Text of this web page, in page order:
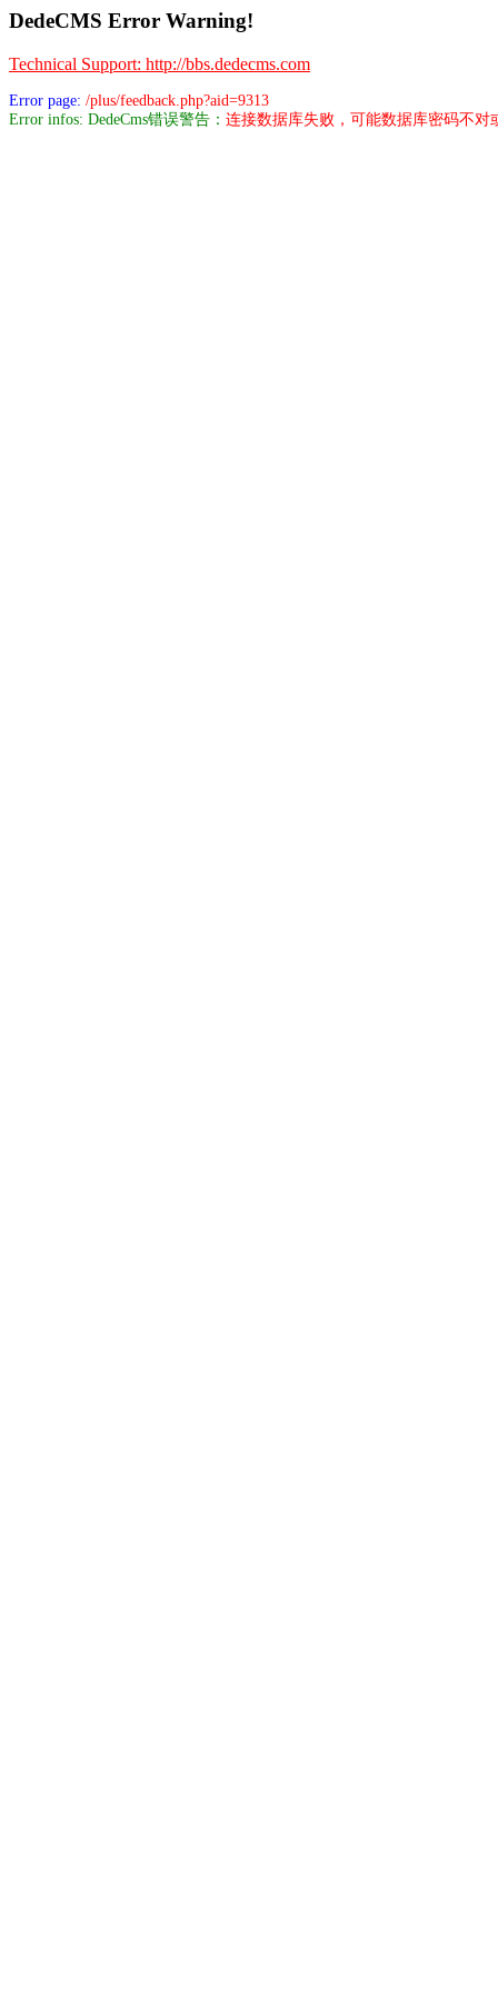
DedeCMS Error Warning!
Technical Support: http://bbs.dedecms.com
Error page: /plus/feedback.php?aid=9313
Error infos: DedeCms错误警告： 连接数据库失败，可能数据库密码不对